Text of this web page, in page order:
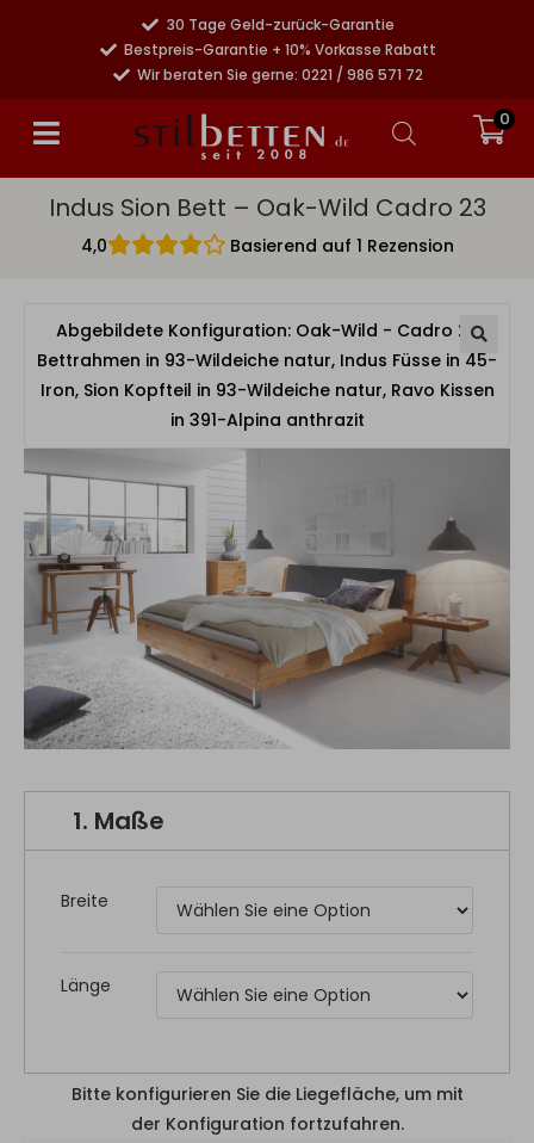
30 Tage Geld-zurück-Garantie
Bestpreis-Garantie + 10% Vorkasse Rabatt
Wir beraten Sie gerne: 0221 / 986 571 72
0
Indus Sion Bett – Oak-Wild Cadro 23
4,0 Basierend auf 1 Rezension
Abgebildete Konfiguration: Oak-Wild - Cadro 23
Bettrahmen in 93-Wildeiche natur, Indus Füsse in 45-
Iron, Sion Kopfteil in 93-Wildeiche natur, Ravo Kissen
in 391-Alpina anthrazit
1. Maße
Breite
Länge
Bitte konfigurieren Sie die Liegefläche, um mit
der Konfiguration fortzufahren.